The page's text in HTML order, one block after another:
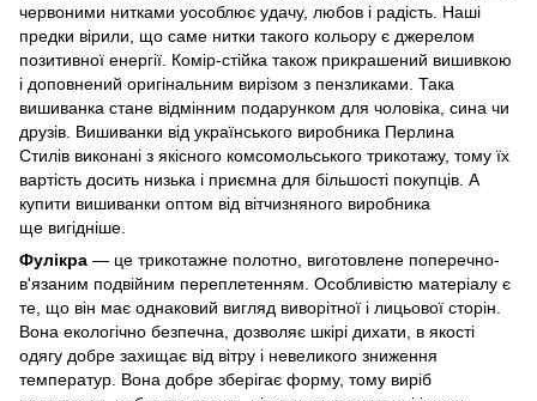
червоними нитками уособлює удачу, любов і радість. Наші
предки вірили, що cаме нитки такого кольору є джерелом
позитивної енергії. Комір-стійка також прикрашений вишивкою
і доповнений оригінальним вирізом з пензликами. Така
вишиванка стане відмінним подарунком для чоловіка, сина чи
друзів. Вишиванки від українського виробника Перлина
Стилів виконані з якісного комсомольського трикотажу, тому їх
вартість досить низька і приємна для більшості покупців. А
купити вишиванки оптом від вітчизняного виробника
ще вигідніше.
Фулікра — це трикотажне полотно, виготовлене поперечно-
в'язаним подвійним переплетенням. Особливістю матеріалу є
те, що він має однаковий вигляд виворітної і лицьової сторін.
Вона екологічно безпечна, дозволяє шкірі дихати, в якості
одягу добре захищає від вітру і невеликого зниження
температур. Вона добре зберігає форму, тому виріб